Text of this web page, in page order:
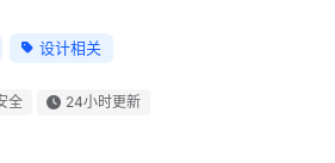
设计相关
全
24小时更新